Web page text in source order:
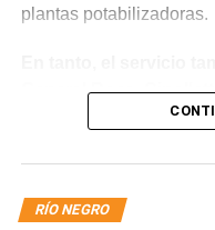
plantas potabilizadoras.
General Roca,
localidades donde
trabaja para sostener la
Por otra parte, en Gral.
RÍO NEGRO